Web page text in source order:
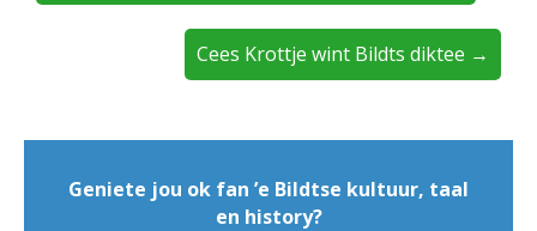
Cees Krottje wint Bildts diktee →
Geniete jou ok fan ’e Bildtse kultuur, taal
en history?